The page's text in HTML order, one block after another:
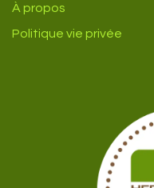
À propos
Politique vie privée